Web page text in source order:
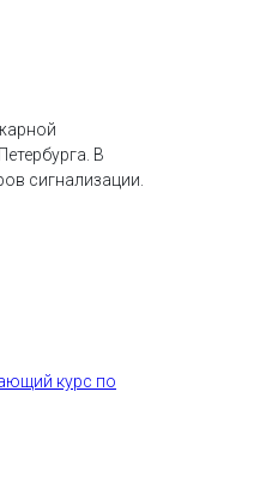
В
сигнализации.
курс по